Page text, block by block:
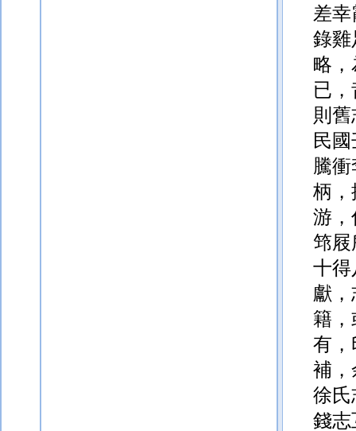
差
錄雞
略
已
則
民
騰
柄，
游，
筇屐
十得
獻
籍，
有，
補，
徐氏
錢志